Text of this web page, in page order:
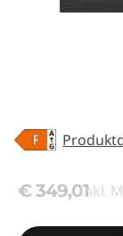
€ 349,01Inkl.